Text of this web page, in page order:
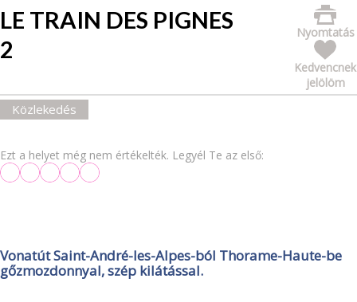
LE TRAIN DES PIGNES
2
Nyomtatás
Kedvencnek
jelölöm
Közlekedés
Ezt a helyet még nem értékelték. Legyél Te az első:
Vonatút Saint-André-les-Alpes-ból Thorame-Haute-be
gőzmozdonnyal, szép kilátással.